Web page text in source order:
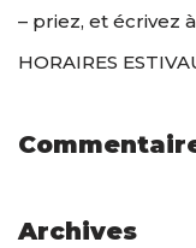
– priez, et écrivez
HORAIRES
Archives